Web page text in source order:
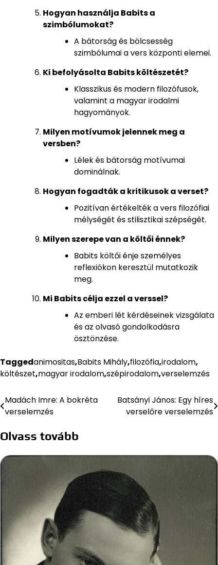
Hogyan használja Babits a
szimbólumokat?
A bátorság és bölcsesség
szimbólumai a vers központi elemei.
Ki befolyásolta Babits költészetét?
Klasszikus és modern filozófusok,
valamint a magyar irodalmi
hagyományok.
Milyen motívumok jelennek meg a
versben?
Lélek és bátorság motívumai
dominálnak.
Hogyan fogadták a kritikusok a verset?
Pozitívan értékelték a vers filozófiai
mélységét és stilisztikai szépségét.
Milyen szerepe van a költői énnek?
Babits költői énje személyes
reflexiókon keresztül mutatkozik
meg.
Mi Babits célja ezzel a verssel?
Az emberi lét kérdéseinek vizsgálata
és az olvasó gondolkodásra
ösztönzése.
Taggedanimositas,Babits Mihály,filozófia,irodalom,
költészet,magyar irodalom,szépirodalom,verselemzés
Bejegyzés
Madách Imre: A bokréta
verselemzés
Batsányi János: Egy híres
verselőre verselemzés
Olvass tovább